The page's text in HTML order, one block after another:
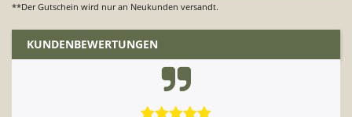
**Der Gutschein wird nur an Neukunden versandt.
KUNDENBEWERTUNGEN